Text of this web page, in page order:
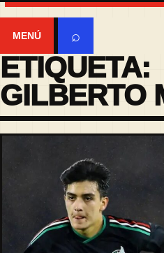
MENÚ ⌕
ETIQUETA:
GILBERTO